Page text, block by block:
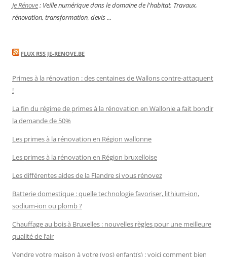
Je Rénove: Veille numérique dans le domaine de l'habitat. Travaux,
rénovation, transformation, devis ...
FLUX RSS JE-RENOVE.BE
Primes à la rénovation : des centaines de Wallons contre-attaquent
!
La fin du régime de primes à la rénovation en Wallonie a fait bondir
la demande de 50%
Les primes à la rénovation en Région wallonne
Les primes à la rénovation en Région bruxelloise
Les différentes aides de la Flandre si vous rénovez
Batterie domestique : quelle technologie favoriser, lithium-ion,
sodium-ion ou plomb ?
Chauffage au bois à Bruxelles : nouvelles règles pour une meilleure
qualité de l’air
Vendre votre maison à votre (vos) enfant(s) : voici comment bien